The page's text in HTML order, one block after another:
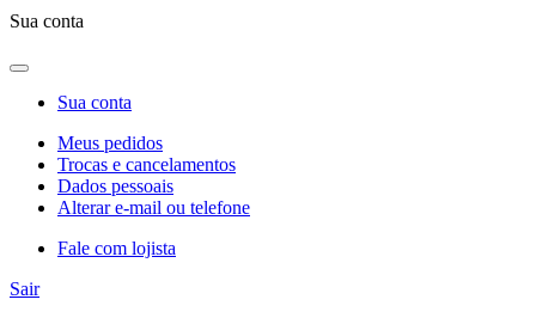
Sua conta
Sua conta
Meus pedidos
Trocas e cancelamentos
Dados pessoais
Alterar e-mail ou telefone
Fale com lojista
Sair